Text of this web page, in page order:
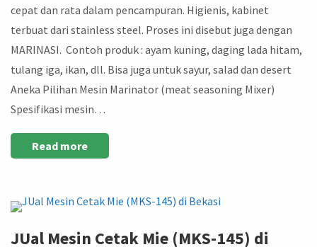
cepat dan rata dalam pencampuran. Higienis, kabinet
terbuat dari stainless steel. Proses ini disebut juga dengan
MARINASI. Contoh produk : ayam kuning, daging lada hitam,
tulang iga, ikan, dll. Bisa juga untuk sayur, salad dan desert
Aneka Pilihan Mesin Marinator (meat seasoning Mixer)
Spesifikasi mesin…
Read more
JUal Mesin Cetak Mie (MKS-145) di